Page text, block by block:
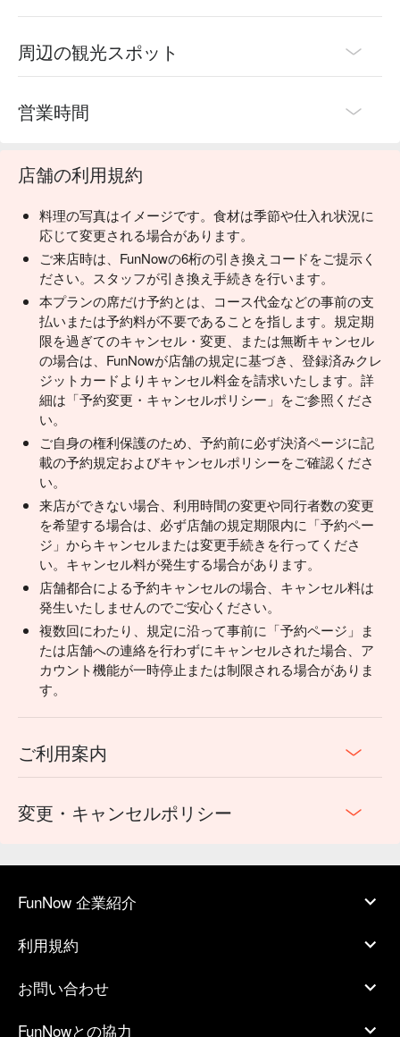
周辺の観光スポット
営業時間
店舗の利用規約
料理の写真はイメージです。食材は季節や仕入れ状況に
応じて変更される場合があります。
ご来店時は、FunNowの6桁の引き換えコードをご提示く
ださい。スタッフが引き換え手続きを行います。
本プランの席だけ予約とは、コース代金などの事前の支
払いまたは予約料が不要であることを指します。規定期
限を過ぎてのキャンセル・変更、または無断キャンセル
の場合は、FunNowが店舗の規定に基づき、登録済みクレ
ジットカードよりキャンセル料金を請求いたします。詳
細は「予約変更・キャンセルポリシー」をご参照くださ
い。
ご自身の権利保護のため、予約前に必ず決済ページに記
載の予約規定およびキャンセルポリシーをご確認くださ
い。
来店ができない場合、利用時間の変更や同行者数の変更
を希望する場合は、必ず店舗の規定期限内に「予約ペー
ジ」からキャンセルまたは変更手続きを行ってくださ
い。キャンセル料が発生する場合があります。
店舗都合による予約キャンセルの場合、キャンセル料は
発生いたしませんのでご安心ください。
複数回にわたり、規定に沿って事前に「予約ページ」ま
たは店舗への連絡を行わずにキャンセルされた場合、ア
カウント機能が一時停止または制限される場合がありま
す。
ご利用案内
変更・キャンセルポリシー
FunNow 企業紹介
利用規約
お問い合わせ
FunNowとの協力